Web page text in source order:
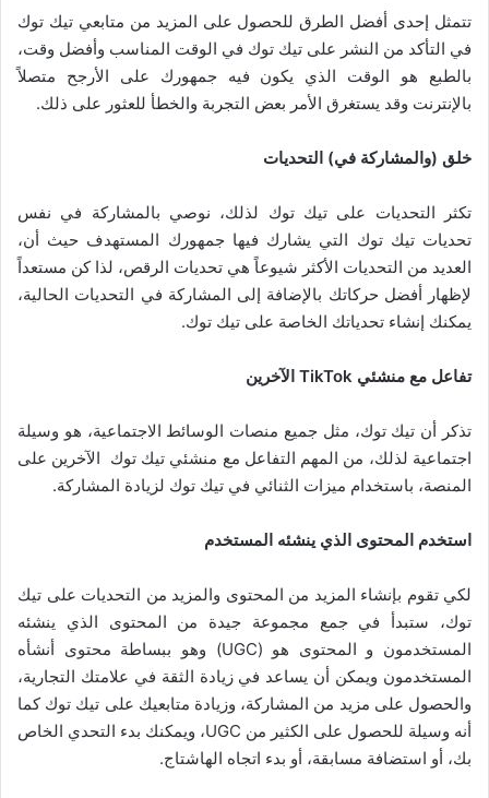
تتمثل إحدى أفضل الطرق للحصول على المزيد من متابعي تيك توك
في التأكد من النشر على تيك توك في الوقت المناسب وأفضل وقت،
بالطبع هو الوقت الذي يكون فيه جمهورك على الأرجح متصلاً
بالإنترنت وقد يستغرق الأمر بعض التجربة والخطأ للعثور على ذلك.
خلق (والمشاركة في) التحديات
تكثر التحديات على تيك توك لذلك، نوصي بالمشاركة في نفس
تحديات تيك توك التي يشارك فيها جمهورك المستهدف حيث أن،
العديد من التحديات الأكثر شيوعاً هي تحديات الرقص، لذا كن مستعداً
لإظهار أفضل حركاتك بالإضافة إلى المشاركة في التحديات الحالية،
يمكنك إنشاء تحدياتك الخاصة على تيك توك.
تفاعل مع منشئي TikTok الآخرين
تذكر أن تيك توك، مثل جميع منصات الوسائط الاجتماعية، هو وسيلة
اجتماعية لذلك، من المهم التفاعل مع منشئي تيك توك الآخرين على
المنصة، باستخدام ميزات الثنائي في تيك توك لزيادة المشاركة.
استخدم المحتوى الذي ينشئه المستخدم
لكي تقوم بإنشاء المزيد من المحتوى والمزيد من التحديات على تيك
توك، ستبدأ في جمع مجموعة جيدة من المحتوى الذي ينشئه
المستخدمون و المحتوى هو (UGC) وهو ببساطة محتوى أنشأه
المستخدمون ويمكن أن يساعد في زيادة الثقة في علامتك التجارية،
والحصول على مزيد من المشاركة، وزيادة متابعيك على تيك توك كما
أنه وسيلة للحصول على الكثير من UGC، ويمكنك بدء التحدي الخاص
بك، أو استضافة مسابقة، أو بدء اتجاه الهاشتاج.